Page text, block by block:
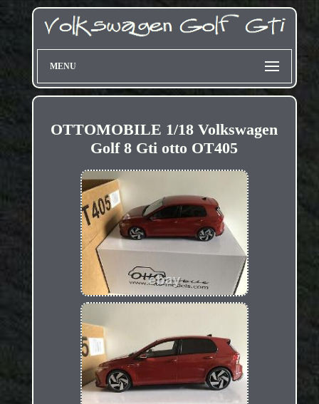
MENU
OTTOMOBILE 1/18 Volkswagen
Golf 8 Gti otto OT405